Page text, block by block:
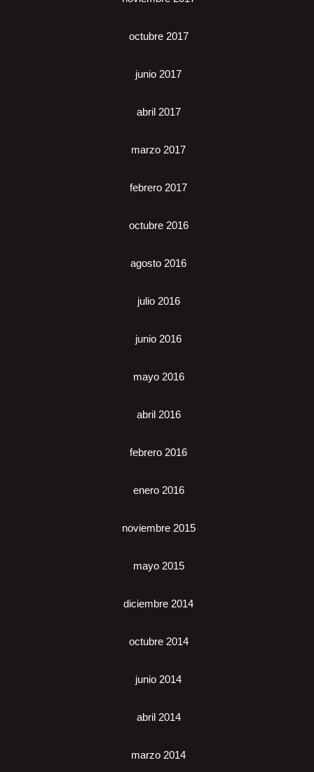
octubre 2017
junio 2017
abril 2017
marzo 2017
febrero 2017
octubre 2016
agosto 2016
julio 2016
junio 2016
mayo 2016
abril 2016
febrero 2016
enero 2016
noviembre 2015
mayo 2015
diciembre 2014
octubre 2014
junio 2014
abril 2014
marzo 2014